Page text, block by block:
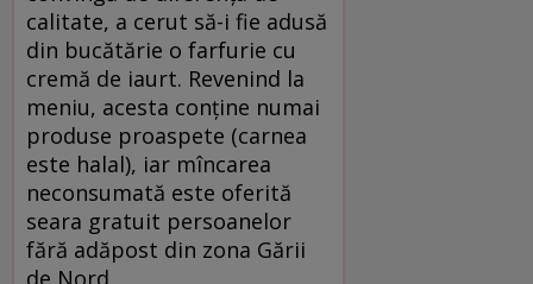
calitate, a cerut să-i fie adusă
din bucătărie o farfurie cu
cremă de iaurt. Revenind la
meniu, acesta conține numai
produse proaspete (carnea
este halal), iar mîncarea
neconsumată este oferită
seara gratuit persoanelor
fără adăpost din zona Gării
de Nord.